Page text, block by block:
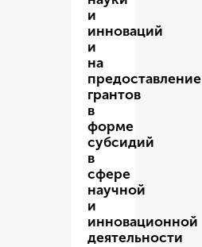
и
инноваций
и
на
предоставление
грантов
в
форме
субсидий
в
сфере
научной
и
инновационной
деятельности